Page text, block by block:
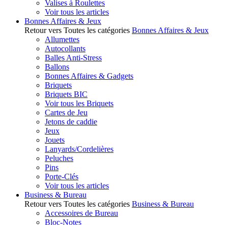
Valises à Roulettes
Voir tous les articles
Bonnes Affaires & Jeux
Retour vers Toutes les catégories Bonnes Affaires & Jeux
Allumettes
Autocollants
Balles Anti-Stress
Ballons
Bonnes Affaires & Gadgets
Briquets
Briquets BIC
Voir tous les Briquets
Cartes de Jeu
Jetons de caddie
Jeux
Jouets
Lanyards/Cordelières
Peluches
Pins
Porte-Clés
Voir tous les articles
Business & Bureau
Retour vers Toutes les catégories Business & Bureau
Accessoires de Bureau
Bloc-Notes